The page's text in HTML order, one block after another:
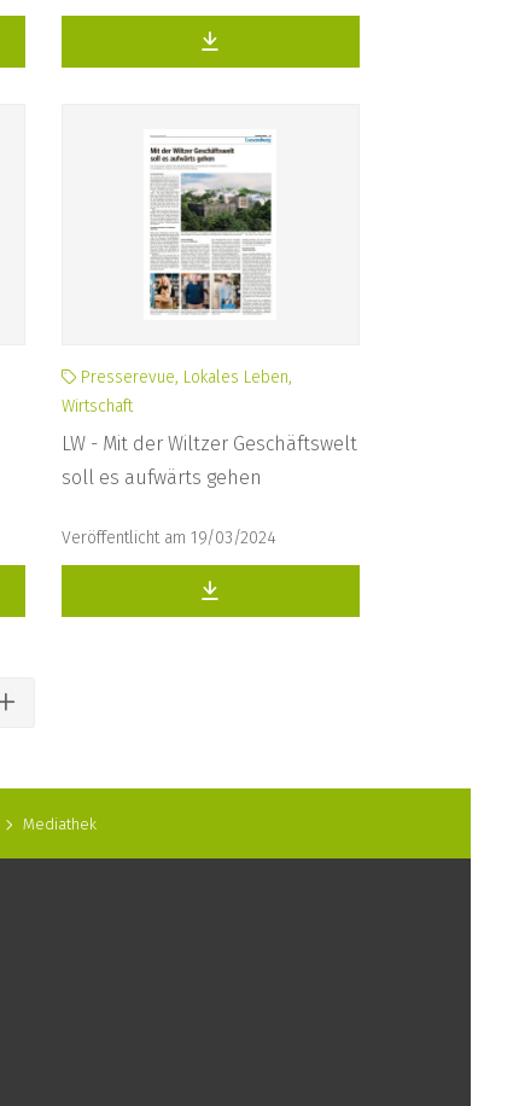
Presserevue, Lokales Leben,
Wirtschaft
LW - Mit der Wiltzer Geschäftswelt
soll es aufwärts gehen
Veröffentlicht am 19/03/2024
Mediathek